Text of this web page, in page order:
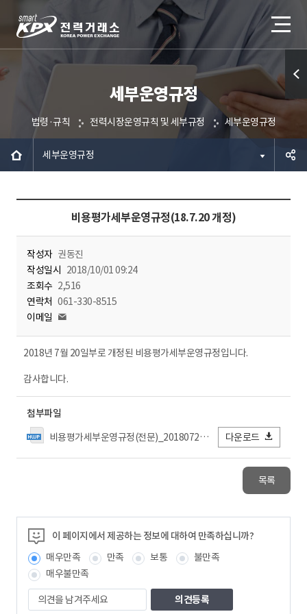
세부운영규정
법령·규칙 전력시장운영규칙 및 세부규정 세부운영규정
세부운영규정
비용평가세부운영규정(18.7.20 개정)
작성자 권동진
작성일시 2018/10/01 09:24
조회수 2,516
연락처 061-330-8515
이메일
2018년 7월 20일부로 개정된 비용평가세부운영규정입니다.
감사합니다.
첨부파일
비용평가세부운영규정(전문)_20180722.hwp
다운로드
목록
이 페이지에서 제공하는 정보에 대하여 만족하십니까?
매우만족
만족 보통
불만족
매우불만족
의
견
퀵메